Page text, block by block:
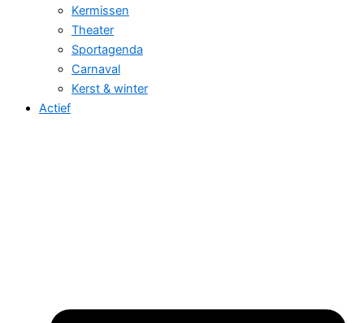
Kermissen
Theater
Sportagenda
Carnaval
Kerst & winter
Actief